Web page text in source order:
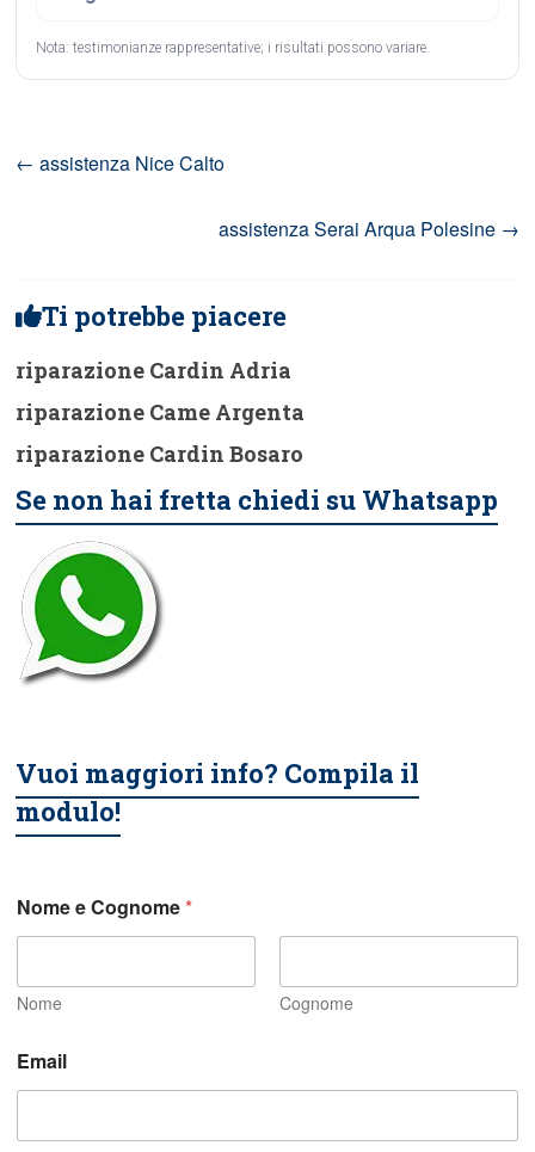
Nota: testimonianze rappresentative; i risultati possono variare.
← assistenza Nice Calto
assistenza Serai Arqua Polesine →
Ti potrebbe piacere
riparazione Cardin Adria
riparazione Came Argenta
riparazione Cardin Bosaro
Se non hai fretta chiedi su Whatsapp
Vuoi maggiori info? Compila il
modulo!
Nome e Cognome*
Nome Cognome
n
*
o
Email